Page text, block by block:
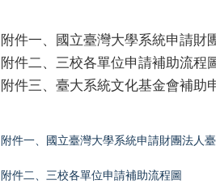
附件一、國立臺灣大學系統申請財
附件二、三校各單位申請補助流程
附件三、臺大系統文化基金會補助
附件一、國立臺灣大學系統申請財團法人
附件二、三校各單位申請補助流程圖